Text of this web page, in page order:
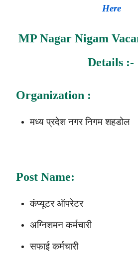
Here
MP Nagar Nigam
Details :-
Organization :
मध्य प्रदेश नगर निगम शहडोल
Post Name:
कंप्यूटर ऑपरेटर
अग्निशमन कर्मचारी
सफाई कर्मचारी